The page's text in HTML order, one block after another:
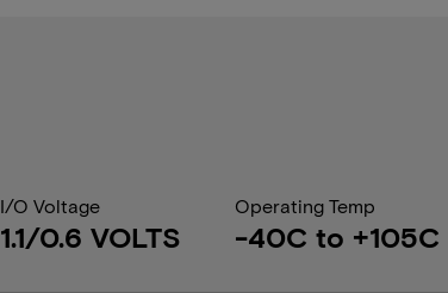
I/O Voltage
1.1/0.6 VOLTS
Operating Temp
-40C to +105C